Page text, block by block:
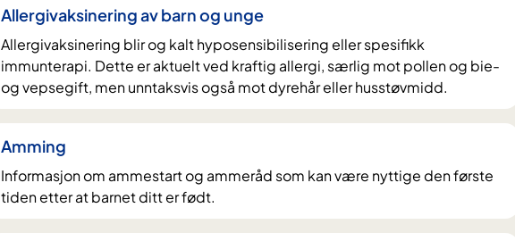
Allergivaksinering av barn og unge
Allergivaksinering blir og kalt hyposensibilisering eller spesifikk
immunterapi. Dette er aktuelt ved kraftig allergi, særlig mot pollen og bie-
og vepsegift, men unntaksvis også mot dyrehår eller husstøvmidd.
Amming
Informasjon om ammestart og ammeråd som kan være nyttige den første
tiden etter at barnet ditt er født.